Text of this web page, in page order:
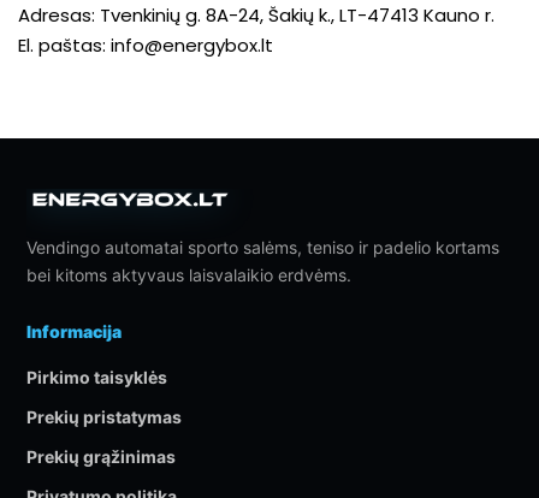
Adresas: Tvenkinių g. 8A-24, Šakių k., LT-47413 Kauno r.
El. paštas: info@energybox.lt
Vendingo automatai sporto salėms, teniso ir padelio kortams
bei kitoms aktyvaus laisvalaikio erdvėms.
Informacija
Pirkimo taisyklės
Prekių pristatymas
Prekių grąžinimas